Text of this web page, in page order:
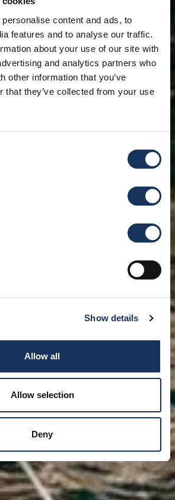
content and ads, to
features and to analyse our traffic.
about your use of our site with
and analytics partners who
other information that you’ve
that they’ve collected from your use
Show details
Allow all
Allow selection
Deny